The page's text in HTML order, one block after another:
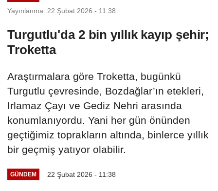
Yayınlanma: 22 Şubat 2026 - 11:38
Turgutlu'da 2 bin yıllık kayıp şehir;
Troketta
Araştırmalara göre Troketta, bugünkü
Turgutlu çevresinde, Bozdağlar’ın etekleri,
Irlamaz Çayı ve Gediz Nehri arasında
konumlanıyordu. Yani her gün önünden
geçtiğimiz toprakların altında, binlerce yıllık
bir geçmiş yatıyor olabilir.
GÜNDEM 22 Şubat 2026 - 11:38